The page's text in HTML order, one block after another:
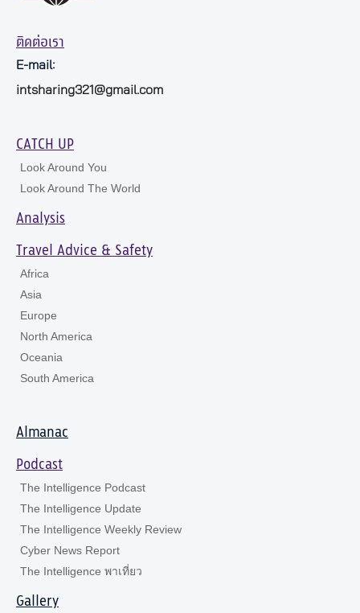
ติดต่อเรา
E-mail:
intsharing321@gmail.com
CATCH UP
Look Around You
Look Around The World
Analysis
Travel Advice & Safety
Africa
Asia
Europe
North America
Oceania
South America
Almanac
Podcast
The Intelligence Podcast
The Intelligence Update
The Intelligence Weekly Review
Cyber News Report
The Intelligence พาเที่ยว
Gallery